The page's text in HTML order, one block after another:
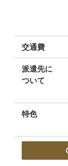
交通費
派遣先に
ついて
特色